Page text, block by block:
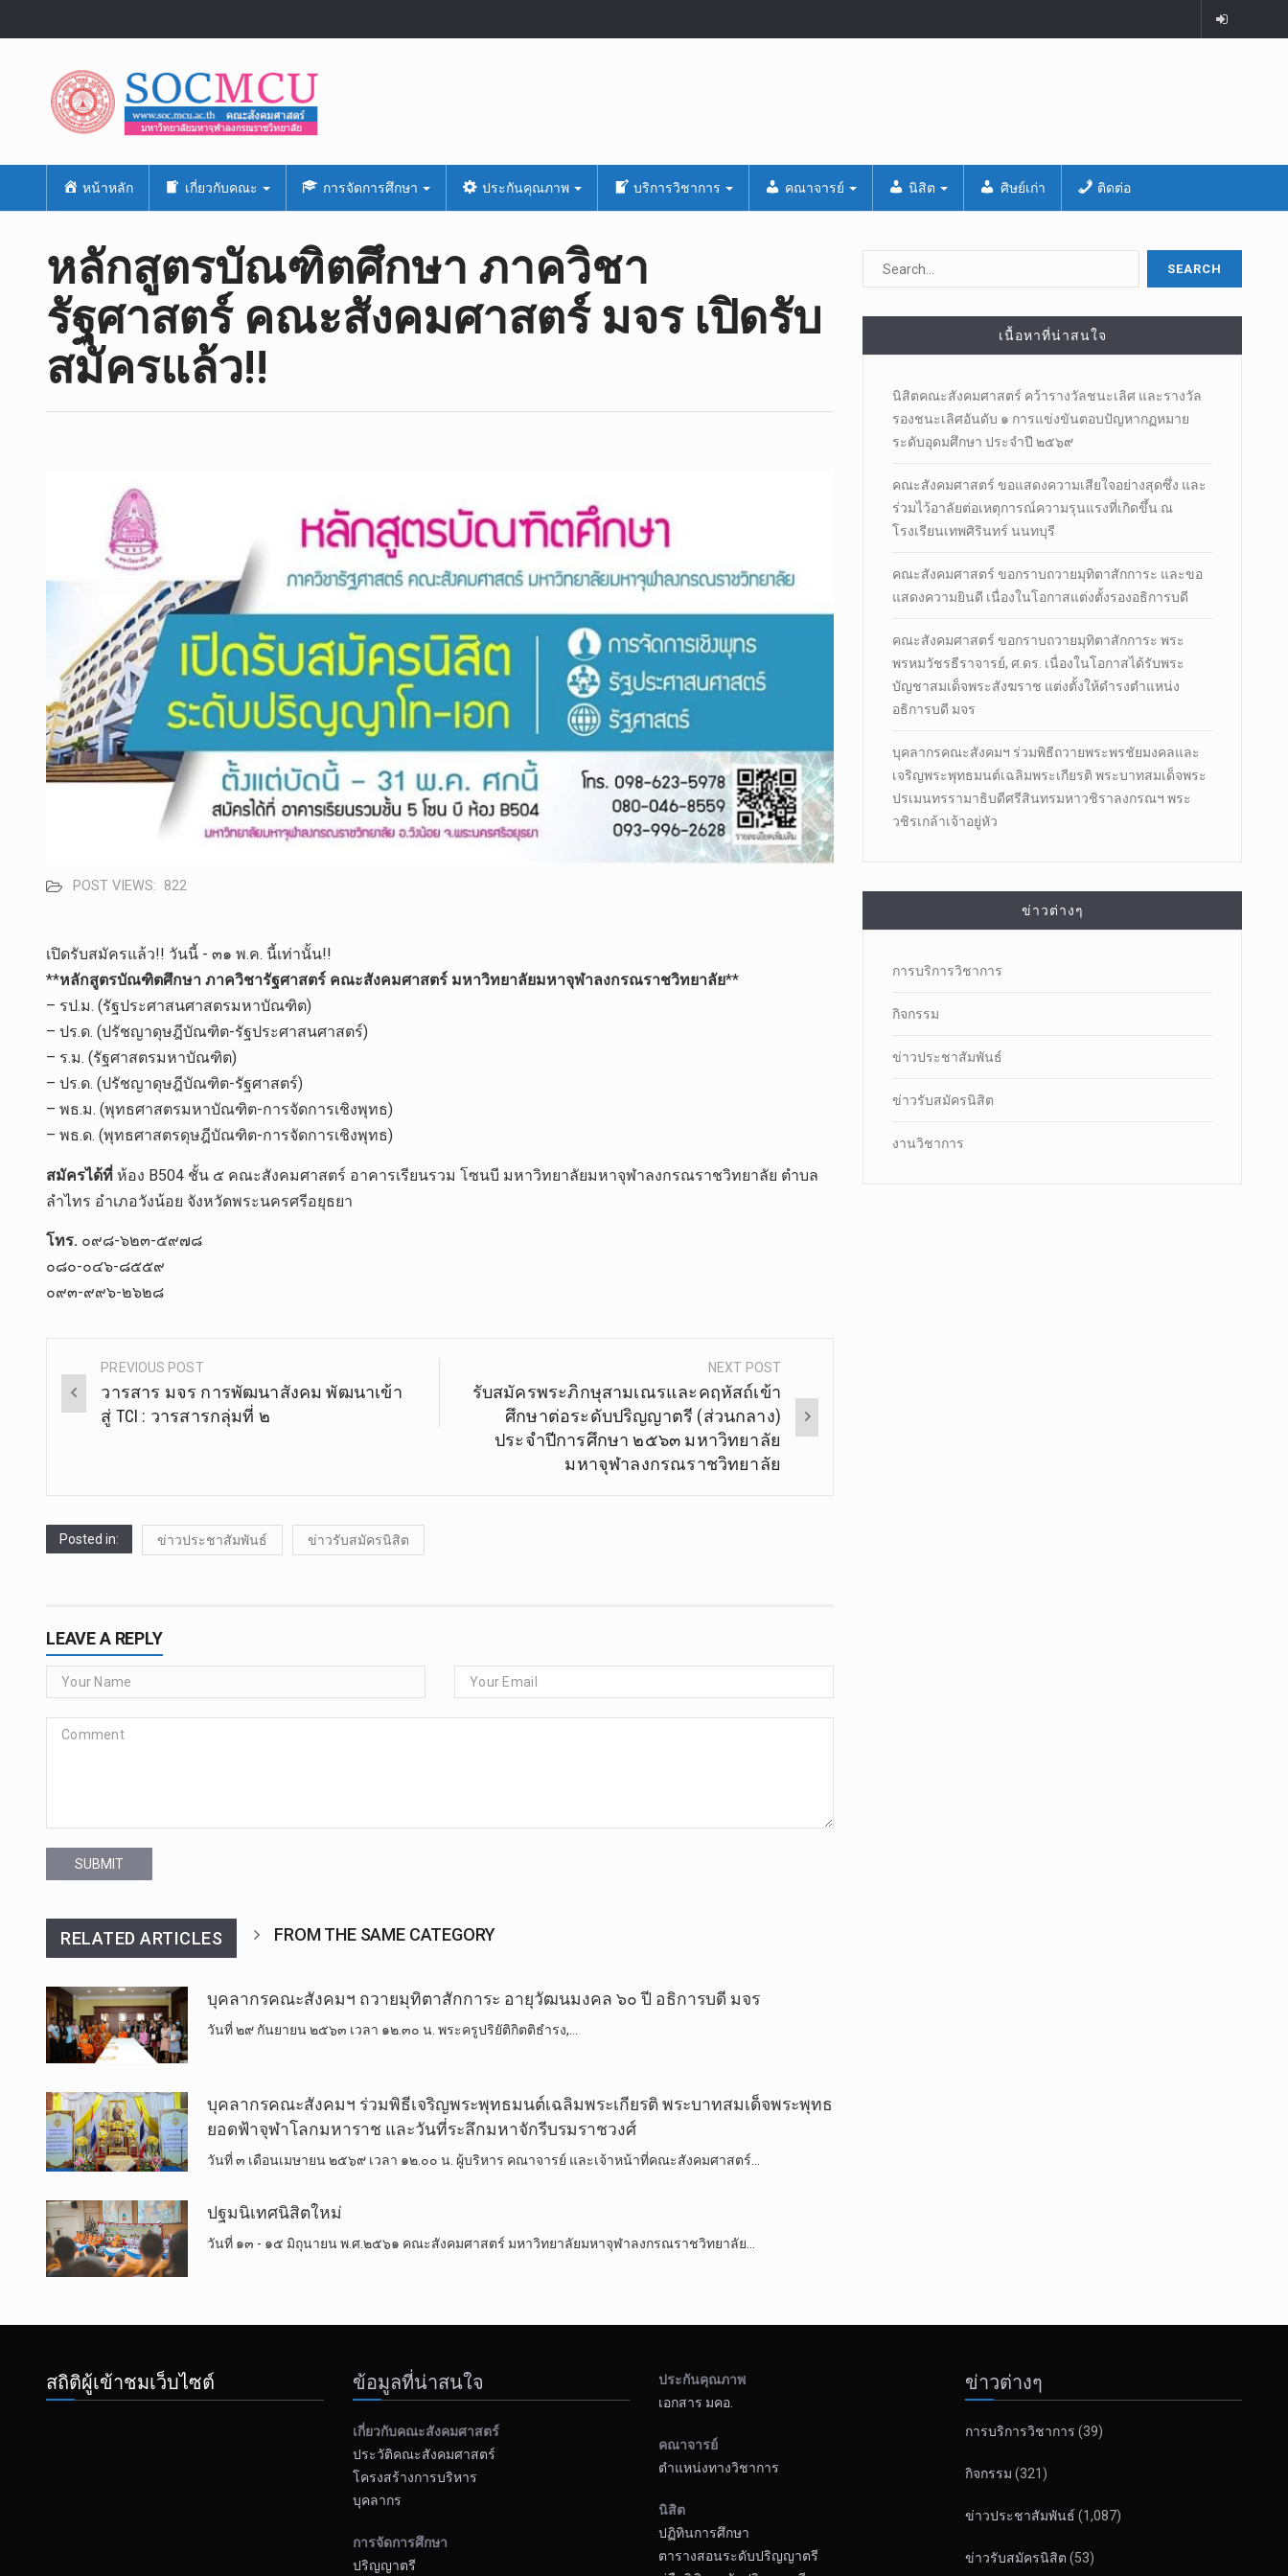
หน้าหลัก เกี่ยวกับคณะ การจัดการศึกษา ประกันคุณภาพ บริการวิชาการ คณาจารย์ นิสิต ศิษย์เก่า ติดต่อ
หลักสูตรบัณฑิตศึกษา ภาควิชา
รัฐศาสตร์​ คณะสังคม​ศาสตร์​ มจร เปิดรับ
สมัคร​แล้ว!!
POST VIEWS: 822
เปิดรับสมัคร​แล้ว!! วันนี้​ -​ ๓๑​ พ.ค.​ นี้เท่านั้น!!
**หลักสูตรบัณฑิตศึกษา ภาควิชารัฐศาสตร์​ คณะสังคม​ศาสตร์​ มหา​วิทยาลัย​มหา​จุฬา​ลง​ก​รณ​ราช​วิทยาลัย​**
– รป.ม. (รัฐประศาสนศาสตรมหาบัณฑิต)
– ปร.ด. (ปรัชญาดุษฎีบัณฑิต-รัฐประศาสนศาสตร์)
– ร.ม. (รัฐศาสตรมหาบัณฑิต)
– ปร.ด. (ปรัชญาดุษฎีบัณฑิต-รัฐศาสตร์)
– พธ.ม. (พุทธศาสตรมหาบัณฑิต-การจัดการเชิงพุทธ)
– พธ.ด. (พุทธศาสตรดุษฎีบัณฑิต-การจัดการเชิงพุทธ)
สมัครได้ที่ ห้อง B504 ชั้น ๕ คณะสังคมศาสตร์ อาคารเรียนรวม โซนบี มหา​วิทยาลัย​มหา​จุฬา​ลง​ก​รณ​ราช​วิทยาลัย ตำบล
ลำไทร อำเภอวังน้อย จังหวัดพระนครศรีอยุธยา
โทร. ๐๙๘-๖๒๓-๕๙๗๘
๐๘๐-๐๔๖-๘๕๕๙
๐๙๓-๙๙๖-๒๖๒๘
Post
navigation
PREVIOUS POST
วารสาร มจร การพัฒนาสังคม พัฒนาเข้า
สู่ TCI : วารสารกลุ่มที่ ๒
NEXT POST
รับสมัครพระภิกษุสามเณรและคฤหัสถ์เข้า
ศึกษาต่อระดับปริญญาตรี (ส่วนกลาง)
ประจำปีการศึกษา ๒๕๖๓ มหาวิทยาลัย
มหาจุฬาลงกรณราชวิทยาลัย
Posted in: ข่าวประชาสัมพันธ์ ข่าวรับสมัครนิสิต
LEAVE A REPLY
SUBMIT
RELATED ARTICLES FROM THE SAME CATEGORY
บุคลากรคณะสังคมฯ ถวายมุทิตาสักการะ อายุวัฒนมงคล ๖๐ ปี อธิการบดี มจร
วันที่ ๒๙ กันยายน ๒๕๖๓ เวลา ๑๒.๓๐ น. พระครูปริยัติกิตติธำรง,…
บุคลากรคณะสังคมฯ ร่วมพิธีเจริญพระพุทธมนต์เฉลิมพระเกียรติ พระบาทสมเด็จพระพุทธ
ยอดฟ้าจุฬาโลกมหาราช และวันที่ระลึกมหาจักรีบรมราชวงศ์
วันที่ ๓ เดือนเมษายน ๒๕๖๙ เวลา ๑๒.๐๐ น. ผู้บริหาร คณาจารย์ และเจ้าหน้าที่คณะสังคมศาสตร์…
ปฐมนิเทศนิสิตใหม่
วันที่ ๑๓ - ๑๕ มิถุนายน พ.ศ.๒๕๖๑ คณะสังคมศาสตร์ มหาวิทยาลัยมหาจุฬาลงกรณราชวิทยาลัย…
เนื้อหาที่น่าสนใจ
นิสิตคณะสังคมศาสตร์​ คว้ารางวัลชนะเลิศ และรางวัล
รองชนะเลิศอันดับ ๑ การแข่งขันตอบปัญหากฏหมาย
ระดับอุดมศึกษา ประจำปี ๒๕๖๙
คณะสังคมศาสตร์ ขอแสดงความเสียใจอย่างสุดซึ่ง และ
ร่วมไว้อาลัยต่อเหตุการณ์ความรุนแรงที่เกิดขึ้น ณ
โรงเรียนเทพศิรินทร์ นนทบุรี
คณะสังคมศาสตร์ ขอกราบถวายมุทิตาสักการะ และขอ
แสดงความยินดี เนื่องในโอกาสแต่งตั้งรองอธิการบดี
คณะสังคมศาสตร์ ขอกราบถวายมุทิตาสักการะ พระ
พรหมวัชรธีราจารย์, ศ.ดร. เนื่องในโอกาสได้รับพระ
บัญชาสมเด็จพระสังฆราช แต่งตั้งให้ดำรงตำแหน่ง
อธิการบดี มจร
บุคลากรคณะสังคมฯ ร่วมพิธีถวายพระพรชัยมงคลและ
เจริญพระพุทธมนต์เฉลิมพระเกียรติ พระบาทสมเด็จพระ
ปรเมนทรรามาธิบดีศรีสินทรมหาวชิราลงกรณฯ พระ
วชิรเกล้าเจ้าอยู่หัว
ข่าวต่างๆ
การบริการวิชาการ
กิจกรรม
ข่าวประชาสัมพันธ์
ข่าวรับสมัครนิสิต
งานวิชาการ
สถิติผู้เข้าชมเว็บไซต์ ข้อมูลที่น่าสนใจ
เกี่ยวกับคณะสังคมศาสตร์
ประวัติคณะสังคมศาสตร์
โครงสร้างการบริหาร
บุคลากร
การจัดการศึกษา
ปริญญาตรี
ประกันคุณภาพ
เอกสาร มคอ.
คณาจารย์
ตำแหน่งทางวิชาการ
นิสิต
ปฏิทินการศึกษา
ตารางสอนระดับปริญญาตรี
ข่าวต่างๆ
การบริการวิชาการ (39)
กิจกรรม (321)
ข่าวประชาสัมพันธ์ (1,087)
ข่าวรับสมัครนิสิต (53)